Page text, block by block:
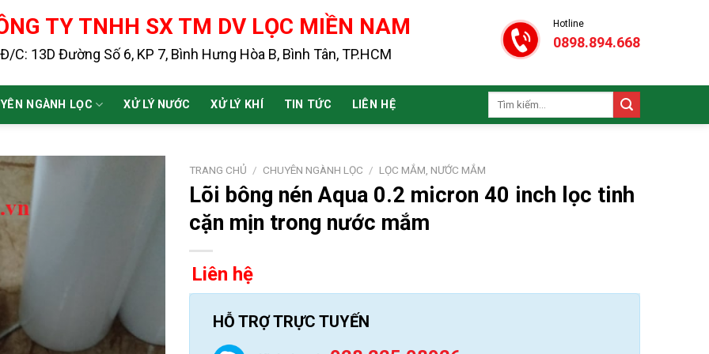
TY TNHH SX TM DV LỌC MIỀN NAM
Đ/C: 13D Đường Số 6, KP 7, Bình Hưng Hòa B, Bình Tân, TP.HCM
Hotline
0898.894.668
NGÀNH LỌC XỬ LÝ NƯỚC XỬ LÝ KHÍ TIN TỨC LIÊN HỆ
Tìm
TRANG CHỦ / CHUYÊN NGÀNH LỌC / LỌC MẮM, NƯỚC MẮM
Lõi bông nén Aqua 0.2 micron 40 inch lọc tinh
cặn mịn trong nước mắm
Liên hệ
HỖ TRỢ TRỰC TUYẾN